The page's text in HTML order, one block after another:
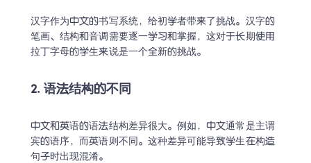
汉字作为中文的书写系统，给初学者带来了挑战。汉字的
笔画、结构和音调需要逐一学习和掌握，这对于长期使用
拉丁字母的学生来说是一个全新的挑战。
2. 语法结构的不同
中文和英语的语法结构差异很大。例如，中文通常是主谓
宾的语序，而英语则不同。这种差异可能导致学生在构造
句子时出现混淆。